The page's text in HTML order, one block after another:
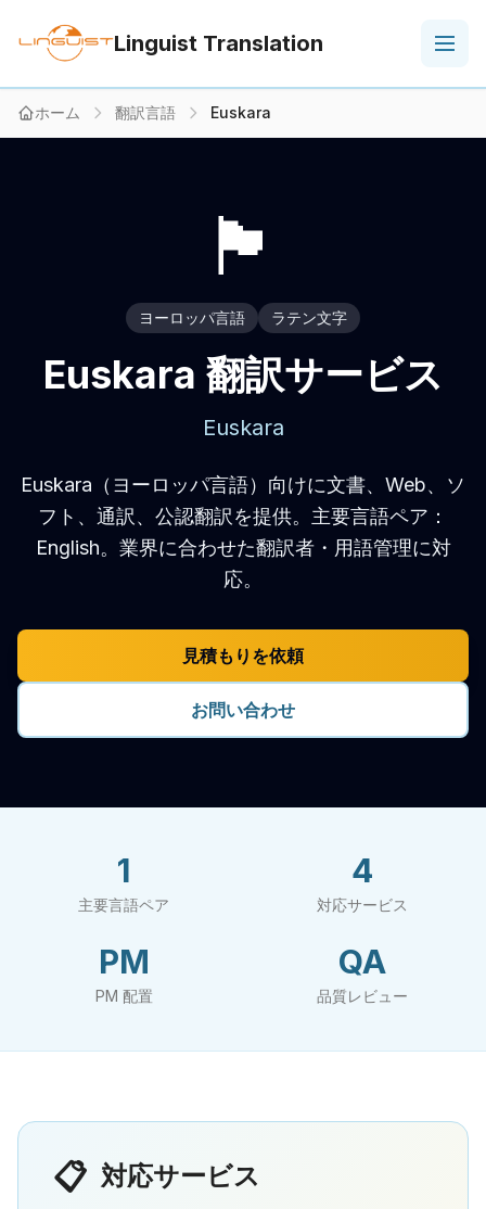
Linguist Translation
ホーム 翻訳言語 Euskara
🏴
ヨーロッパ言語 ラテン文字
Euskara 翻訳サービス
Euskara
Euskara（ヨーロッパ言語）向けに文書、Web、ソ
フト、通訳、公認翻訳を提供。主要言語ペア：
English。業界に合わせた翻訳者・用語管理に対
応。
見積もりを依頼
お問い合わせ
1
主要言語ペア
4
対応サービス
PM
PM 配置
QA
品質レビュー
📋 対応サービス